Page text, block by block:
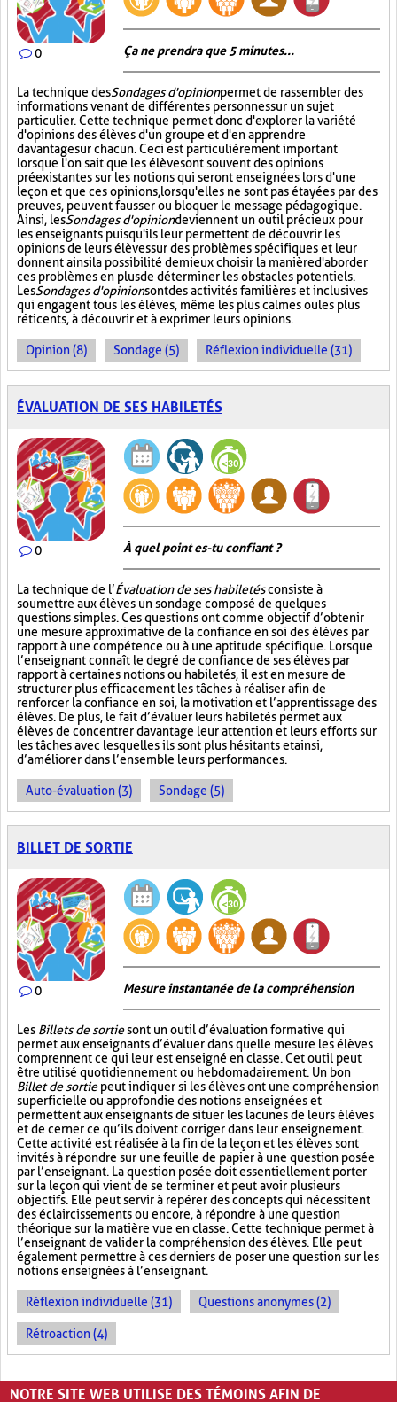
0 Ça ne prendra que 5 minutes...
La technique desSondages d'opinionpermet de rassembler des
informations venant de différentes personnes sur un sujet
particulier. Cette technique permet donc d'explorer la variété
d'opinions des élèves d'un groupe et d'en apprendre
davantage sur chacun. Ceci est particulièrement important
lorsque l'on sait que les élèves ont souvent des opinions
préexistantes sur les notions qui seront enseignées lors d'une
leçon et que ces opinions, lorsqu'elles ne sont pas étayées par des
preuves, peuvent fausser ou bloquer le message pédagogique.
Ainsi, lesSondages d'opiniondeviennent un outil précieux pour
les enseignants puisqu'ils leur permettent de découvrir les
opinions de leurs élèves sur des problèmes spécifiques et leur
donnent ainsi la possibilité de mieux choisir la manière d'aborder
ces problèmes en plus de déterminer les obstacles potentiels.
LesSondages d'opinionsont des activités familières et inclusives
qui engagent tous les élèves, même les plus calmes ou les plus
réticents, à découvrir et à exprimer leurs opinions.
Opinion (8) Sondage (5) Réflexion individuelle (31)
ÉVALUATION DE SES HABILETÉS
0 À quel point es-tu confiant ?
La technique de l’Évaluation de ses habiletésconsiste à
soumettre aux élèves un sondage composé de quelques
questions simples. Ces questions ont comme objectif d’obtenir
une mesure approximative de la confiance en soi des élèves par
rapport à une compétence ou à une aptitude spécifique. Lorsque
l’enseignant connaît le degré de confiance de ses élèves par
rapport à certaines notions ou habiletés, il est en mesure de
structurer plus efficacement les tâches à réaliser afin de
renforcer la confiance en soi, la motivation et l’apprentissage des
élèves. De plus, le fait d’évaluer leurs habiletés permet aux
élèves de concentrer davantage leur attention et leurs efforts sur
les tâches avec lesquelles ils sont plus hésitants et ainsi,
d’améliorer dans l’ensemble leurs performances.
Auto-évaluation (3) Sondage (5)
BILLET DE SORTIE
0 Mesure instantanée de la compréhension
Les Billets de sortiesont un outil d’évaluation formative qui
permet aux enseignants d’évaluer dans quelle mesure les élèves
comprennent ce qui leur est enseigné en classe. Cet outil peut
être utilisé quotidiennement ou hebdomadairement. Un bon
Billet de sortiepeut indiquer si les élèves ont une compréhension
superficielle ou approfondie des notions enseignées et
permettent aux enseignants de situer les lacunes de leurs élèves
et de cerner ce qu’ils doivent corriger dans leur enseignement.
Cette activité est réalisée à la fin de la leçon et les élèves sont
invités à répondre sur une feuille de papier à une question posée
par l’enseignant. La question posée doit essentiellement porter
sur la leçon qui vient de se terminer et peut avoir plusieurs
objectifs. Elle peut servir à repérer des concepts qui nécessitent
des éclaircissements ou encore, à répondre à une question
théorique sur la matière vue en classe. Cette technique permet à
l’enseignant de valider la compréhension des élèves. Elle peut
également permettre à ces derniers de poser une question sur les
notions enseignées à l’enseignant.
Réflexion individuelle (31) Questions anonymes (2)
Rétroaction (4)
PAGES
1 2 › »
NOTRE SITE WEB UTILISE DES TÉMOINS AFIN DE